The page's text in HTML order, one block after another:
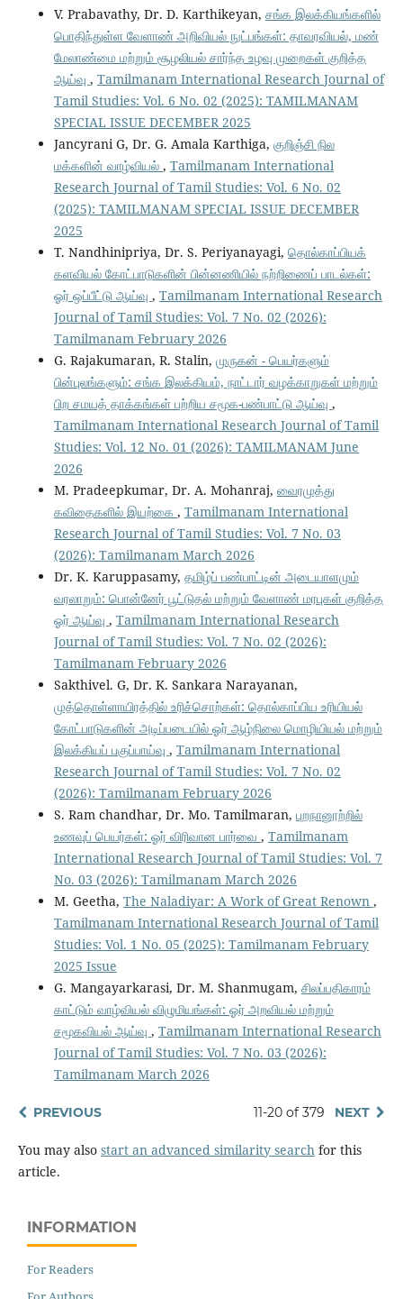
V. Prabavathy, Dr. D. Karthikeyan, சங்க இலக்கியங்களில்
பொதிந்துள்ள வேளாண் அறிவியல் நுட்பங்கள்: தாவரவியல், மண்
மேலாண்மை மற்றும் சூழலியல் சார்ந்த உழவு முறைகள் குறித்த
ஆய்வு , Tamilmanam International Research Journal of
Tamil Studies: Vol. 6 No. 02 (2025): TAMILMANAM
SPECIAL ISSUE DECEMBER 2025
Jancyrani G, Dr. G. Amala Karthiga, குறிஞ்சி நில
மக்களின் வாழ்வியல் , Tamilmanam International
Research Journal of Tamil Studies: Vol. 6 No. 02
(2025): TAMILMANAM SPECIAL ISSUE DECEMBER
2025
T. Nandhinipriya, Dr. S. Periyanayagi, தொல்காப்பியக்
களவியல் கோட்பாடுகளின் பின்னணியில் நற்றிணைப் பாடல்கள்:
ஓர் ஒப்பீட்டு ஆய்வு , Tamilmanam International Research
Journal of Tamil Studies: Vol. 7 No. 02 (2026):
Tamilmanam February 2026
G. Rajakumaran, R. Stalin, முருகன் - பெயர்களும்
பின்புலங்களும்: சங்க இலக்கியம், நாட்டார் வழக்காறுகள் மற்றும்
பிற சமயத் தாக்கங்கள் பற்றிய சமூக-பண்பாட்டு ஆய்வு ,
Tamilmanam International Research Journal of Tamil
Studies: Vol. 12 No. 01 (2026): TAMILMANAM June
2026
M. Pradeepkumar, Dr. A. Mohanraj, வைரமுத்து
கவிதைகளில் இயற்கை , Tamilmanam International
Research Journal of Tamil Studies: Vol. 7 No. 03
(2026): Tamilmanam March 2026
Dr. K. Karuppasamy, தமிழ்ப் பண்பாட்டின் அடையாளமும்
வரலாறும்: பொன்னேர் பூட்டுதல் மற்றும் வேளாண் மரபுகள் குறித்த
ஓர் ஆய்வு , Tamilmanam International Research
Journal of Tamil Studies: Vol. 7 No. 02 (2026):
Tamilmanam February 2026
Sakthivel. G, Dr. K. Sankara Narayanan,
முத்தொள்ளாயிரத்தில் உரிச்சொற்கள்: தொல்காப்பிய உரியியல்
கோட்பாடுகளின் அடிப்படையில் ஓர் ஆழ்நிலை மொழியியல் மற்றும்
இலக்கியப் பகுப்பாய்வு , Tamilmanam International
Research Journal of Tamil Studies: Vol. 7 No. 02
(2026): Tamilmanam February 2026
S. Ram chandhar, Dr. Mo. Tamilmaran, புறநானூற்றில்
உணவுப் பெயர்கள்: ஓர் விரிவான பார்வை , Tamilmanam
International Research Journal of Tamil Studies: Vol. 7
No. 03 (2026): Tamilmanam March 2026
M. Geetha, The Naladiyar: A Work of Great Renown ,
Tamilmanam International Research Journal of Tamil
Studies: Vol. 1 No. 05 (2025): Tamilmanam February
2025 Issue
G. Mangayarkarasi, Dr. M. Shanmugam, சிலப்பதிகாரம்
காட்டும் வாழ்வியல் விழுமியங்கள்: ஓர் அறவியல் மற்றும்
சமூகவியல் ஆய்வு , Tamilmanam International Research
Journal of Tamil Studies: Vol. 7 No. 03 (2026):
Tamilmanam March 2026
PREVIOUS 11-20 of 379 NEXT
You may also start an advanced similarity searchfor this
article.
INFORMATION
For Readers